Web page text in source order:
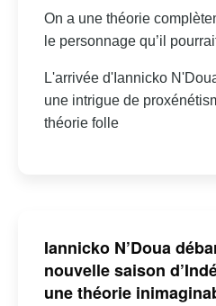
On a une théorie
le personnage qu’il
L'arrivée d'Iannicko
une intrigue de
théorie folle
Iannicko N’Doua
nouvelle saison
une théorie